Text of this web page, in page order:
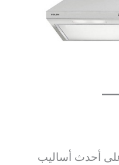
أحدث أساليب